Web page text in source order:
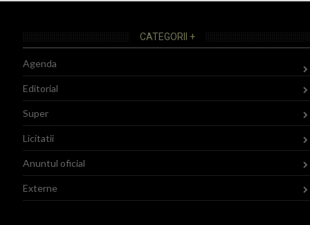
CATEGORII +
Agenda
Editorial
Super
Licitatii
Anuntul oficial
Externe